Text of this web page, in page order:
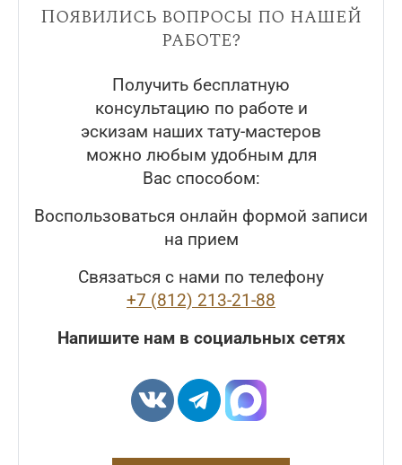
Появились вопросы по нашей
работе?
Получить бесплатную
консультацию по работе и
эскизам наших тату-мастеров
можно любым удобным для
Вас способом:
Воспользоваться онлайн формой записи
на прием
Связаться с нами по телефону
+7 (812) 213-21-88
Напишите нам в социальных сетях